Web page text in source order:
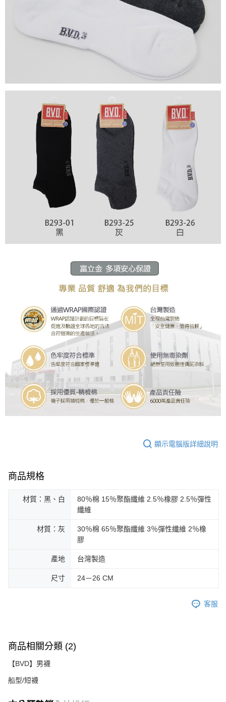
顯示電腦版詳細說明
商品規格
材質：黑、白
80％棉 15％聚酯纖維 2.5％橡膠 2.5％彈性
纖維
材質：灰
30％棉 65％聚酯纖維 3％彈性纖維 2％橡
膠
產地 台灣製造
尺寸 24－26 CM
客服
商品相關分類 (2)
【BVD】男襪
船型/短襪